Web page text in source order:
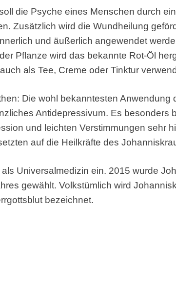
die Psyche eines Menschen durch
Zusätzlich wird die Wundheilung
und äußerlich angewendet
Pflanze wird das bekannte Rot-Öl
als Tee, Creme oder Tinktur
Die wohl bekanntesten Anwendung
Antidepressivum. Es besonders
und leichten Verstimmungen sehr
auf die Heilkräfte des
Universalmedizin ein. 2015 wurde
gewählt. Volkstümlich wird
bezeichnet.